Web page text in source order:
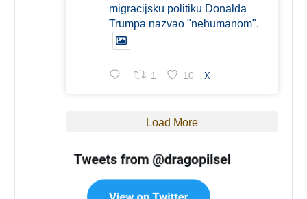
migracijsku politiku Donalda
Trumpa nazvao "nehumanom".
1 10 X
Load More